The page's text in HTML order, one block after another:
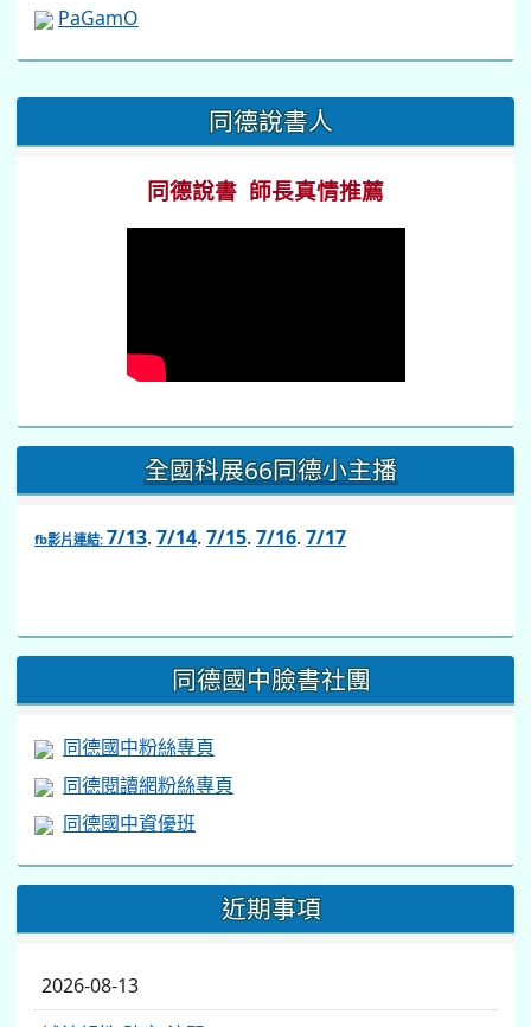
PaGamO
::: 同德說書人
同德說書 師長真情推薦
全國科展66同德小主播
fb影片連結: 7/13. 7/14. 7/15. 7/16. 7/17
https://www.facebook.com/share/v/1BsLSkstia/
同德國中臉書社團
同德國中粉絲專頁
同德閱讀網粉絲專頁
同德國中資優班
近期事項
2026-08-13